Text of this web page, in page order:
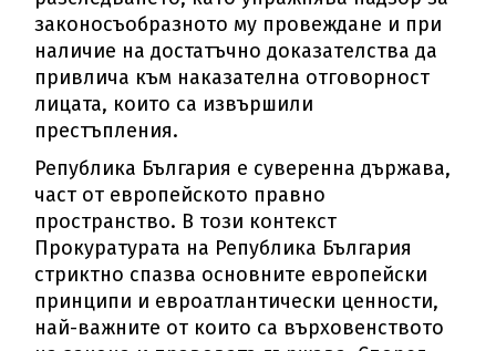
законосъобразното му провеждане и при
наличие на достатъчно доказателства да
привлича към наказателна отговорност
лицата, които са извършили
престъпления.
Република България е суверенна държава,
част от европейското правно
пространство. В този контекст
Прокуратурата на Република България
стриктно спазва основните европейски
принципи и евроатлантически ценности,
най-важните от които са върховенството